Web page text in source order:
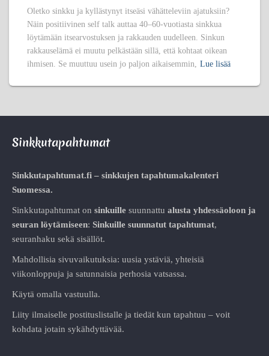
Oletko sinkku ja kyllästynyt itseäsi vähätteleviin ajatuksiin?
Näin positiivinen self talk auttaa 40–60-vuotiasta sinkkua
löytämään itsearvostuksen ja rakkauden uudelleen. Sinkun
rakkauselämä ei muutu pelkästään sillä, että kohtaat oikean
ihmisen. Se muuttuu usein jo paljon aikaisemmin, Lue lisää
Sinkkutapahtumat
Sinkkutapahtumat.fi – sinkkujen tapahtumakalenteri
Suomessa.
Sinkkutapahtumat on sinkuille suunnattu alusta yhdessäoloon ja
seuran löytämiseen: Sinkuille suunnatut tapahtumat,
seuranhaku sekä sisällöt.
Mahdollisia sivuvaikutuksia: uusia ystäviä, yhteisiä
viikonloppuja ja satunnaisia perhosia vatsassa.
Käytä omalla vastuulla.
Liity ilmaiselle postituslistalle ja tiedät kun tapahtuu – voit
kohdata jotain sykähdyttävää.